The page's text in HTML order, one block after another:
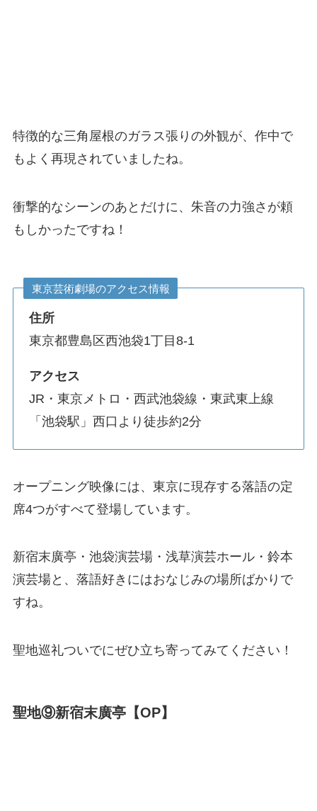
特徴的な三角屋根のガラス張りの外観が、作中で
もよく再現されていましたね。
衝撃的なシーンのあとだけに、朱音の力強さが頼
もしかったですね！
東京芸術劇場のアクセス情報
住所
東京都豊島区西池袋1丁目8-1
アクセス
JR・東京メトロ・西武池袋線・東武東上線
「池袋駅」西口より徒歩約2分
オープニング映像には、東京に現存する落語の定
席4つがすべて登場しています。
新宿末廣亭・池袋演芸場・浅草演芸ホール・鈴本
演芸場と、落語好きにはおなじみの場所ばかりで
すね。
聖地巡礼ついでにぜひ立ち寄ってみてください！
聖地⑨新宿末廣亭【OP】